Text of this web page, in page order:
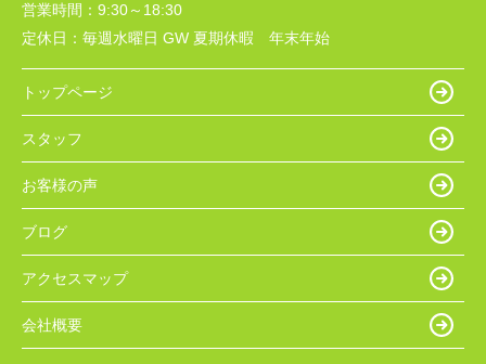
営業時間： 9:30～18:30
定休日： 毎週水曜日 GW 夏期休暇 年末年始
トップページ
スタッフ
お客様の声
ブログ
アクセスマップ
会社概要